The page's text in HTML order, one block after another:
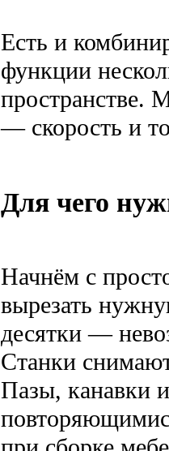
Есть и
функции
пространстве.
— скорость и
Для чего
Начнём с
вырезать
десятки —
Станки
Пазы, канавки